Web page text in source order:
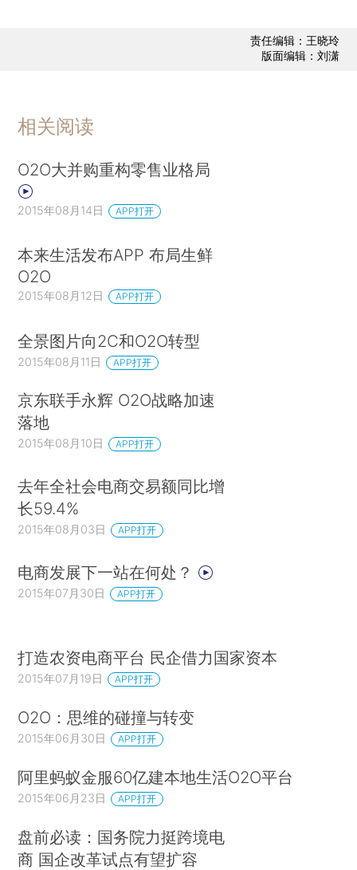
责任编辑：王晓玲
版面编辑：刘潇
相关阅读
O2O大并购重构零售业格局
2015年08月14日 APP打开
本来生活发布APP 布局生鲜
O2O
2015年08月12日 APP打开
全景图片向2C和O2O转型
2015年08月11日 APP打开
京东联手永辉 O2O战略加速
落地
2015年08月10日 APP打开
去年全社会电商交易额同比增
长59.4%
2015年08月03日 APP打开
电商发展下一站在何处？
2015年07月30日 APP打开
打造农资电商平台 民企借力国家资本
2015年07月19日 APP打开
O2O：思维的碰撞与转变
2015年06月30日 APP打开
阿里蚂蚁金服60亿建本地生活O2O平台
2015年06月23日 APP打开
盘前必读：国务院力挺跨境电
商 国企改革试点有望扩容